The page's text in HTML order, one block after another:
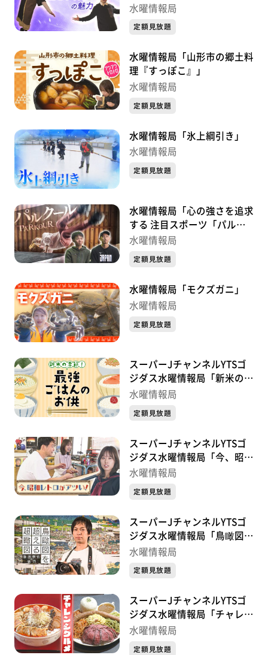
力」
水曜情報局
定額見放題
水曜情報局「山形市の郷土料
理『すっぽこ』」
水曜情報局
定額見放題
水曜情報局「氷上綱引き」
水曜情報局
定額見放題
水曜情報局「心の強さを追求
する 注目スポーツ「パルク
ール」」
水曜情報局
定額見放題
水曜情報局「モクズガニ」
水曜情報局
定額見放題
スーパーJチャンネルYTSゴ
ジダス水曜情報局「新米の季
節！最強ごはんのお供 」
水曜情報局
定額見放題
スーパーJチャンネルYTSゴ
ジダス水曜情報局「今、昭和
レトロがアツい！」
水曜情報局
定額見放題
スーパーJチャンネルYTSゴ
ジダス水曜情報局「鳥瞰図を
超える超瞰図 ー藤原泰佑の
水曜情報局
定額見放題
スーパーJチャンネルYTSゴ
ジダス水曜情報局「チャレン
ジグルメ」
水曜情報局
定額見放題